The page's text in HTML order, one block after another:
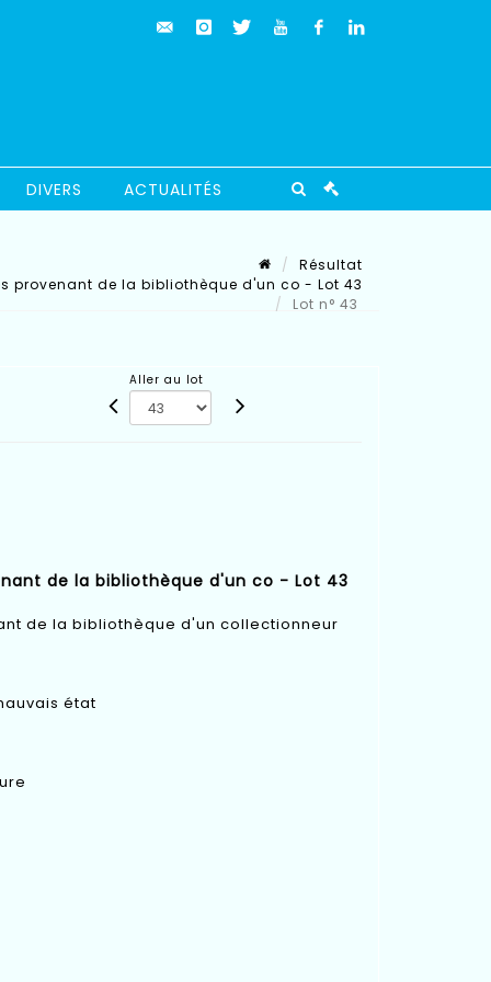
DIVERS ACTUALITÉS
Résultat
provenant de la bibliothèque d'un co - Lot 43
Lot n° 43
Aller au lot
de la bibliothèque d'un co - Lot 43
de la bibliothèque d'un collectionneur
état